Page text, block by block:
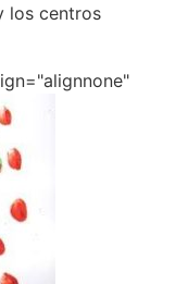
los centros